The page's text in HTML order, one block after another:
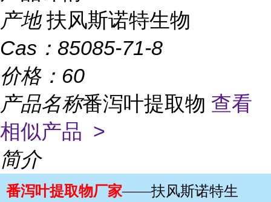
产地 扶风斯诺特生物
Cas： 85085-71-8
价格： 60
产品名称番泻叶提取物 查看
相似产品 >
简介
番泻叶提取物厂家——扶风斯诺特生